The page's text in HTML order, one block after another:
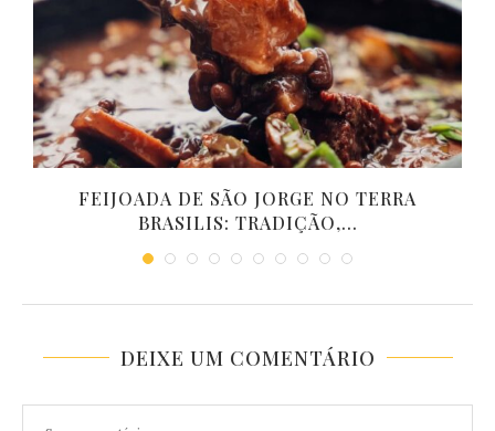
FEIJOADA DE SÃO JORGE NO TERRA
BRASILIS: TRADIÇÃO,...
DEIXE UM COMENTÁRIO